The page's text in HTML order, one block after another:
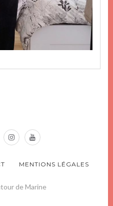
MENTIONS LÉGALES
de Marine